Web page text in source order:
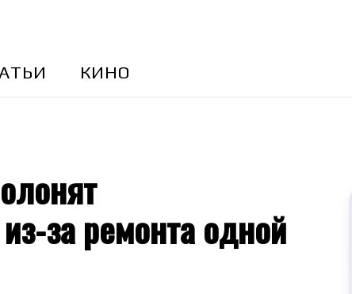
КИНО
за ремонта одной